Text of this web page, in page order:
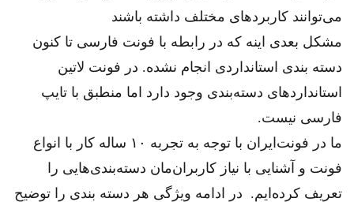
می‌توانند کاربردهای مختلف داشته باشند
مشکل بعدی اینه که در رابطه با فونت فارسی تا کنون
دسته بندی استانداردی انجام نشده. در فونت لاتین
استاندارد‌های دسته‌بندی‌ وجود دارد اما منطبق با تایپ
فارسی نیست.
ما در فونت‌ایران با توجه به تجربه ۱۰ ساله‌ کار با انواع
فونت و آشنایی با نیاز کاربران‌مان دسته‌بندی‌هایی را
تعریف کرده‌ایم. در ادامه ویژگی هر دسته بندی را توضیح